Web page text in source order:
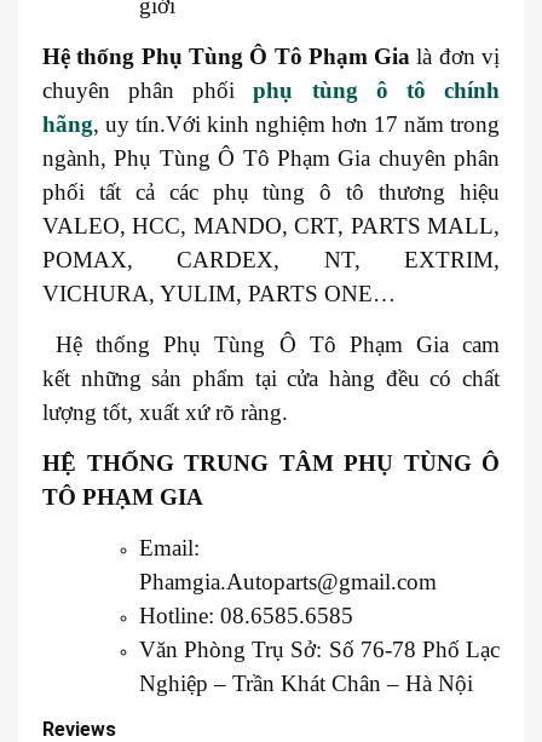
Hệ thống Phụ Tùng Ô Tô Phạm Gia là đơn vị
chuyên phân phốiphụ tùng ô tô chính
hãng, uy tín.Với kinh nghiệm hơn 17 năm trong
ngành, Phụ Tùng Ô Tô Phạm Gia chuyên phân
phối tất cả các phụ tùng ô tô thương hiệu
VALEO, HCC, MANDO, CRT, PARTS MALL,
POMAX, CARDEX, NT, EXTRIM,
VICHURA, YULIM, PARTS ONE…
Hệ thống Phụ Tùng Ô Tô Phạm Gia cam
kết những sản phẩm tại cửa hàng đều có chất
lượng tốt, xuất xứ rõ ràng.
HỆ THỐNG TRUNG TÂM PHỤ TÙNG Ô
TÔ PHẠM GIA
Email:
Phamgia.Autoparts@gmail.com
Hotline: 08.6585.6585
Văn Phòng Trụ Sở: Số 76-78 Phố Lạc
Nghiệp – Trần Khát Chân – Hà Nội
Reviews